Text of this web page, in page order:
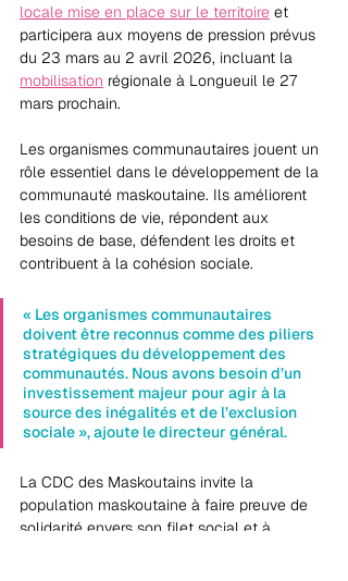
locale mise en place sur le territoire et
participera aux moyens de pression prévus
du 23 mars au 2 avril 2026, incluant la
mobilisation régionale à Longueuil le 27
mars prochain.
Les organismes communautaires jouent un
rôle essentiel dans le développement de la
communauté maskoutaine. Ils améliorent
les conditions de vie, répondent aux
besoins de base, défendent les droits et
contribuent à la cohésion sociale.
« Les organismes communautaires
doivent être reconnus comme des piliers
stratégiques du développement des
communautés. Nous avons besoin d’un
investissement majeur pour agir à la
source des inégalités et de l’exclusion
sociale », ajoute le directeur général.
La CDC des Maskoutains invite la
population maskoutaine à faire preuve de
solidarité envers son filet social et à